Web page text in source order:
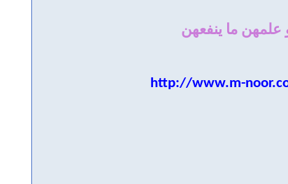
علمهن ما ينفعهن
http://www.m-